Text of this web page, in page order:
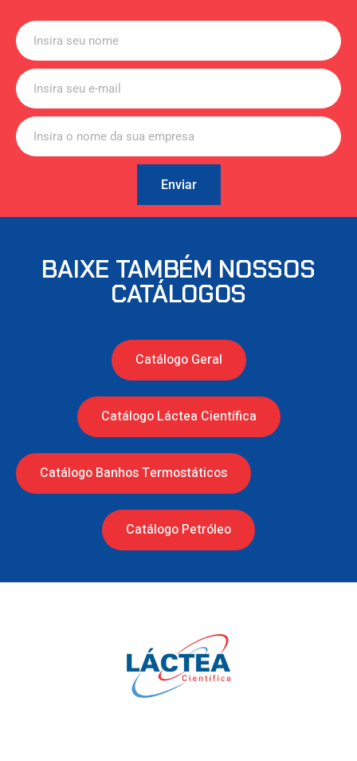
Enviar
BAIXE TAMBÉM NOSSOS
CATÁLOGOS
Catálogo Geral
Catálogo Láctea Científica
Catálogo Banhos Termostáticos
Catálogo Petróleo